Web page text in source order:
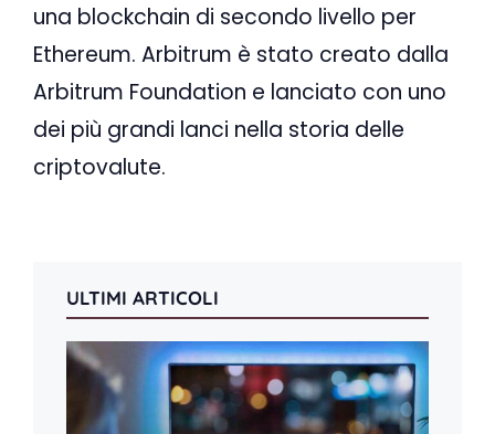
una blockchain di secondo livello per
Ethereum. Arbitrum è stato creato dalla
Arbitrum Foundation e lanciato con uno
dei più grandi lanci nella storia delle
criptovalute.
ULTIMI ARTICOLI